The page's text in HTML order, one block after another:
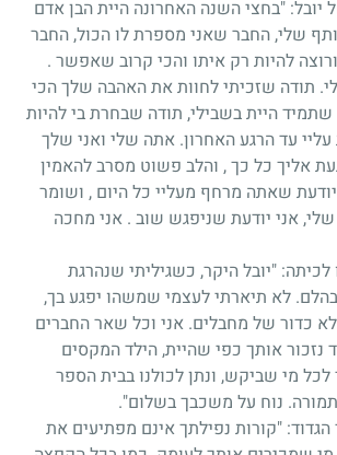
יובל: "בחצי השנה האחרונה היית הבן אדם
שלי, החבר שאני מספרת לו הכול, החבר
להיות רק איתו והכי קרוב שאפשר .
תודה שזכיתי לחוות את האהבה שלך הכי
היית בשבילי, תודה שבחרת בי להיות
עד הרגע האחרון. אתה שלי ואני שלך
אליך כל כך , והלב פשוט מסרב להאמין
שאתה מרחף מעליי כל היום , ושומר
אני יודעת שניפגש שוב . אני מחכה
"יובל היקר, כשגיליתי שנהרגת
הייתי בהלם. לא תיארתי לעצמי שמשהו יפגע בך,
כדור של מחבלים. אני וכל שאר החברים
אותך כפי שהיית, הילד המקסים
מי שביקש, ונתן לכולנו בבית הספר
נוח על משכבך בשלום".
"קורות נפילתך אינם מפתיעים את